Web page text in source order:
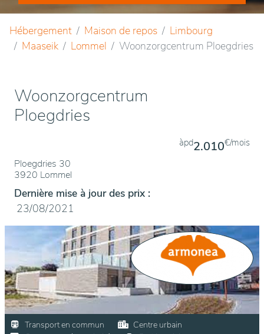
Hébergement Maison de repos
Limbourg
Maaseik
Lommel Woonzorgcentrum Ploegdries
Woonzorgcentrum
Ploegdries
Ploegdries 30
3920 Lommel
àpd2.010€/mois
Dernière mise à jour des prix :
23/08/2021
Transport en commun
Centre urbain